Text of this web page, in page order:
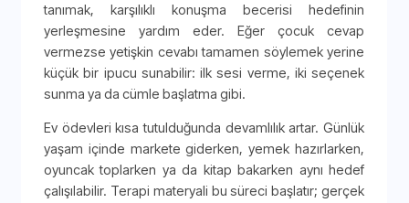
tanımak, karşılıklı konuşma becerisi hedefinin
yerleşmesine yardım eder. Eğer çocuk cevap
vermezse yetişkin cevabı tamamen söylemek yerine
küçük bir ipucu sunabilir: ilk sesi verme, iki seçenek
sunma ya da cümle başlatma gibi.
Ev ödevleri kısa tutulduğunda devamlılık artar. Günlük
yaşam içinde markete giderken, yemek hazırlarken,
oyuncak toplarken ya da kitap bakarken aynı hedef
çalışılabilir. Terapi materyali bu süreci başlatır; gerçek